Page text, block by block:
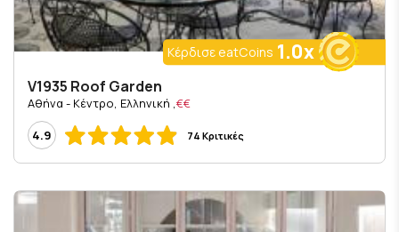
Δείξε μου εστιατόρια με eatCoins
Κέρδισε eatCoins 1.0x
V1935 Roof Garden
€€
, Αθήνα - Κέντρο, Ελληνική
4.9
74 Κριτικές